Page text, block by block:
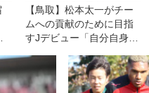
【鳥取】松本太一がチー
ムへの貢献のために目指
すJデビュー「自分自身が